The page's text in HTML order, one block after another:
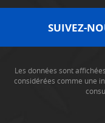
SUIVEZ-
Les données sont
considérées comme une